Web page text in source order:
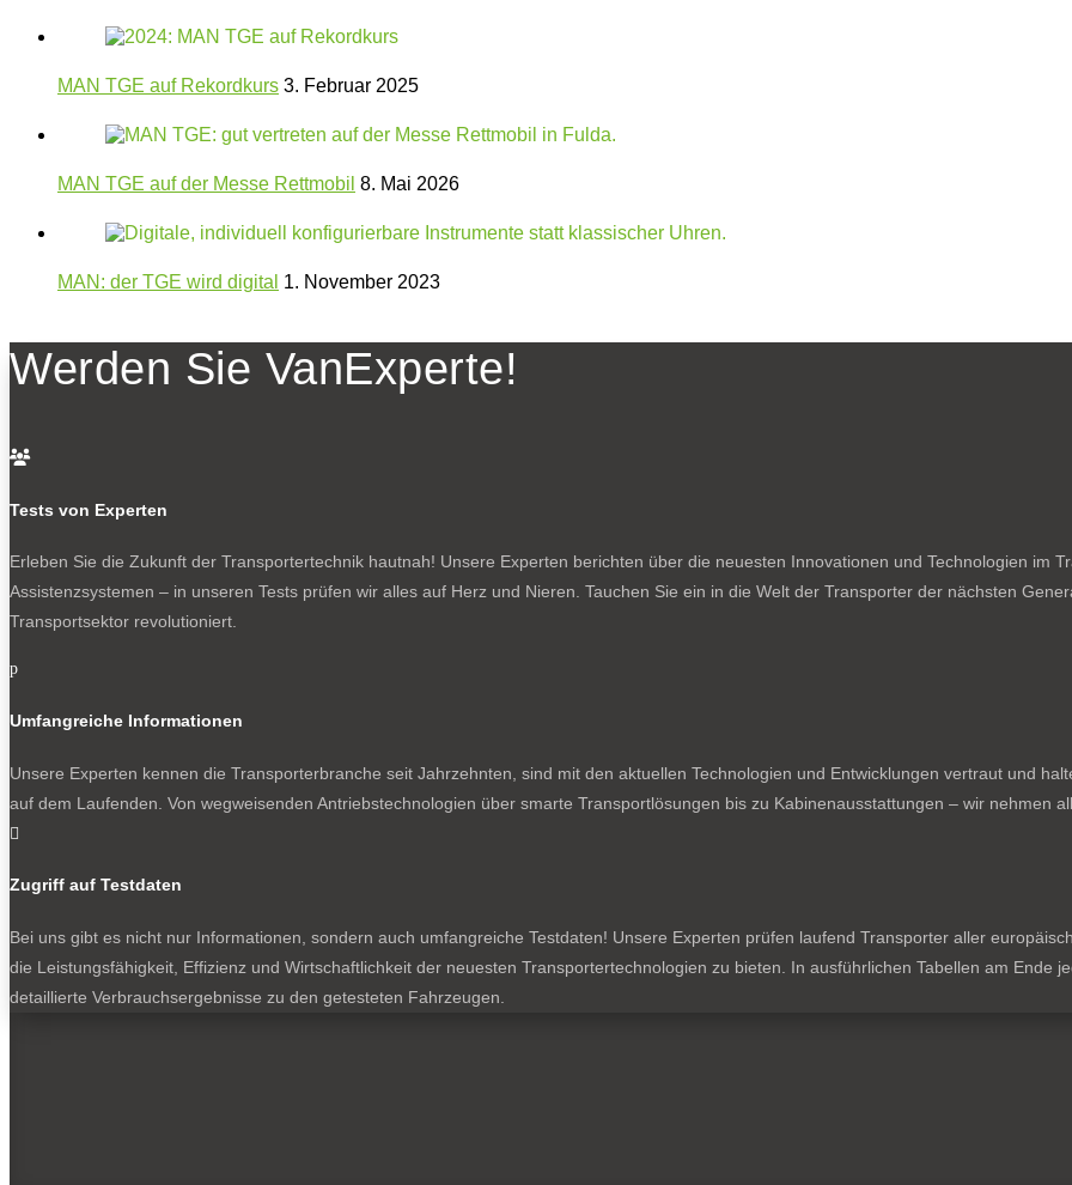
MAN TGE auf Rekordkurs 3. Februar 2025
MAN TGE auf der Messe Rettmobil 8. Mai 2026
MAN: der TGE wird digital 1. November 2023
Werden Sie VanExperte!

Tests von Experten
Erleben Sie die Zukunft der Transportertechnik hautnah! Unsere Experten berichten über die neuesten Innovationen und Technologien im
Assistenzsystemen – in unseren Tests prüfen wir alles auf Herz und Nieren. Tauchen Sie ein in die Welt der Transporter der nächsten
Transportsektor revolutioniert.
p
Umfangreiche Informationen
Unsere Experten kennen die Transporterbranche seit Jahrzehnten, sind mit den aktuellen Technologien und Entwicklungen vertraut und
auf dem Laufenden. Von wegweisenden Antriebstechnologien über smarte Transportlösungen bis zu Kabinenausstattungen – wir nehmen

Zugriff auf Testdaten
Bei uns gibt es nicht nur Informationen, sondern auch umfangreiche Testdaten! Unsere Experten prüfen laufend Transporter aller
die Leistungsfähigkeit, Effizienz und Wirtschaftlichkeit der neuesten Transportertechnologien zu bieten. In ausführlichen Tabellen am Ende
detaillierte Verbrauchsergebnisse zu den getesteten Fahrzeugen.